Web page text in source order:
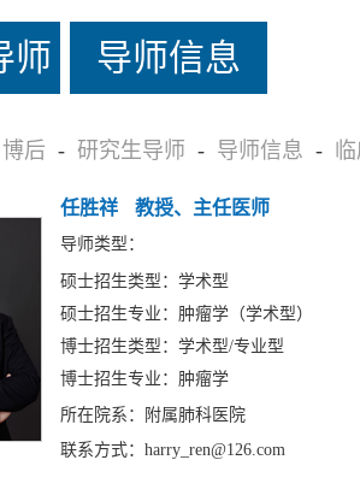
师
导师信息
后 - 研究生导师 - 导师信息 -
任胜祥 教授、主任医师
导师类型：
硕士招生类型：学术型
硕士招生专业：肿瘤学（学术型）
博士招生类型：学术型/专业型
博士招生专业：肿瘤学
所在院系：附属肺科医院
联系方式：harry_ren@126.com